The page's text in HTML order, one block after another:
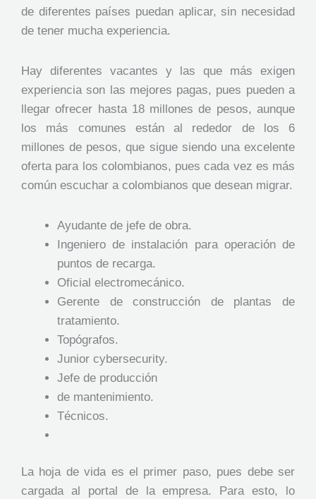
de diferentes países puedan aplicar, sin necesidad
de tener mucha experiencia.
Hay diferentes vacantes y las que más exigen
experiencia son las mejores pagas, pues pueden a
llegar ofrecer hasta 18 millones de pesos, aunque
los más comunes están al rededor de los 6
millones de pesos, que sigue siendo una excelente
oferta para los colombianos, pues cada vez es más
común escuchar a colombianos que desean migrar.
Ayudante de jefe de obra.
Ingeniero de instalación para operación de
puntos de recarga.
Oficial electromecánico.
Gerente de construcción de plantas de
tratamiento.
Topógrafos.
Junior cybersecurity.
Jefe de producción
de mantenimiento.
Técnicos.
La hoja de vida es el primer paso, pues debe ser
cargada al portal de la empresa. Para esto, lo